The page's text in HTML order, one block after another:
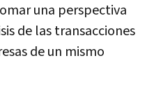
una perspectiva
de las transacciones
de un mismo